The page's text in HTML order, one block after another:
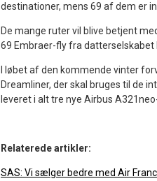
destinationer, mens 69 af dem er
De mange ruter vil blive betjent
69 Embraer-fly fra datterselskabet
I løbet af den kommende vinter
Dreamliner, der skal bruges til de
leveret i alt tre nye Airbus
Relaterede artikler:
SAS: Vi sælger bedre med Air